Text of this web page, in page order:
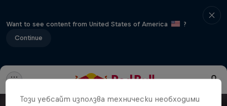
Want to see content from United States of America
?
Continue
Този уебсайт използва технически необходими